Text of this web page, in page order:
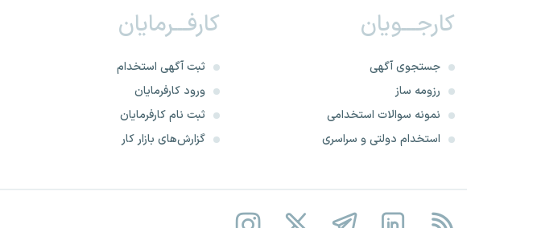
شرکت ماشین سازی اراک
وزارت فرهنگ و ارشاد اسلامی
کارجـــویان
جستجوی آگهی
رزومه ساز
نمونه سوالات استخدامی
استخدام دولتی و سراسری
کارفـــرمایان
ثبت آگهی استخدام
ورود کارفرمایان
ثبت نام کارفرمایان
گزارش‌های بازار کار